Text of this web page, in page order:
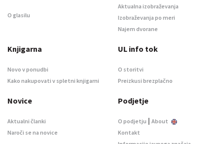
O glasilu
Aktualna izobraževanja
Izobraževanja po meri
Najem dvorane
Knjigarna
Novo v ponudbi
Kako nakupovati v spletni knjigarni
UL info tok
O storitvi
Preizkusi brezplačno
Novice
Aktualni članki
Naroči se na novice
Podjetje
O podjetju | About
Kontakt